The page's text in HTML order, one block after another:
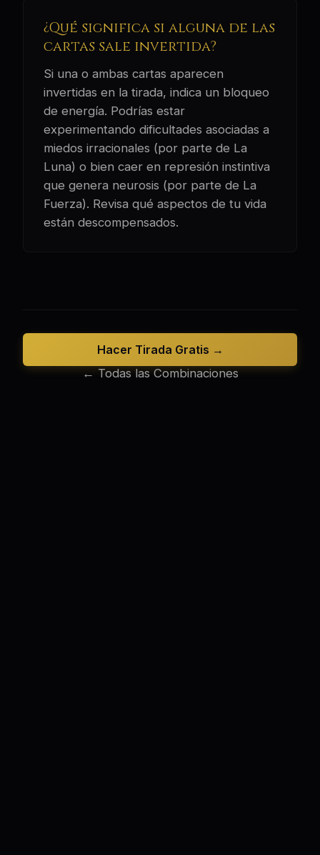
¿Qué significa si alguna de las
cartas sale invertida?
Si una o ambas cartas aparecen
invertidas en la tirada, indica un bloqueo
de energía. Podrías estar
experimentando dificultades asociadas a
miedos irracionales (por parte de La
Luna) o bien caer en represión instintiva
que genera neurosis (por parte de La
Fuerza). Revisa qué aspectos de tu vida
están descompensados.
← Todas las Combinaciones
Hacer Tirada Gratis →